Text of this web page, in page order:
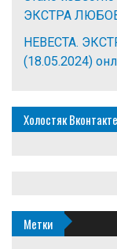
ЭКСТРА
НЕВЕСТА.
(18.05.2024)
Холостяк Вконтакте
Метки